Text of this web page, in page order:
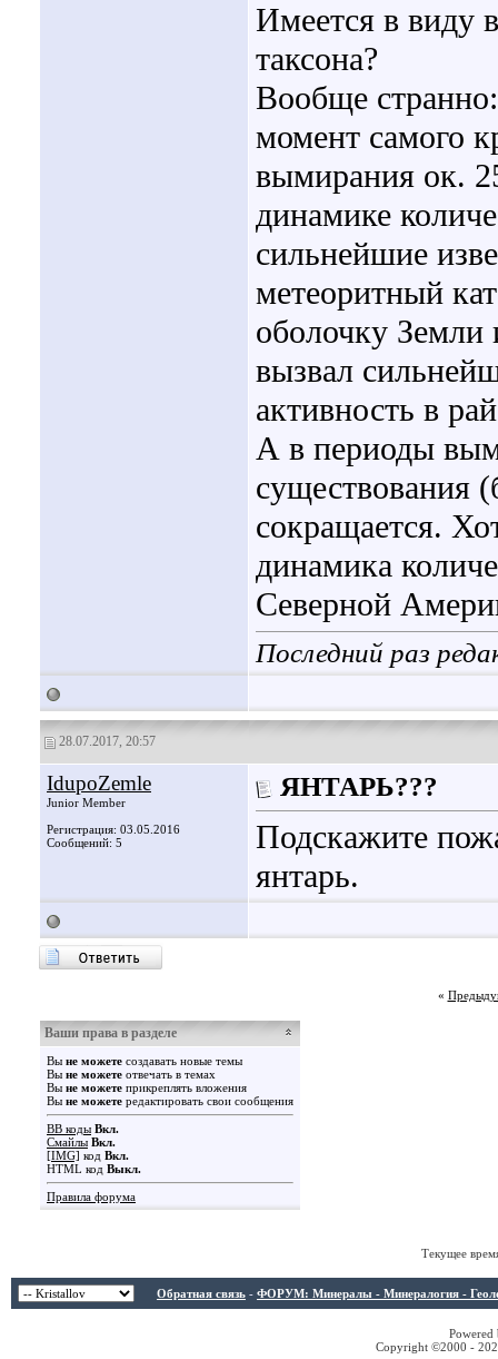
Имеется в виду
таксона?
Вообще
момент самого
вымирания ок.
динамике
сильнейшие
метеоритный
оболочку Земли
вызвал
активность в
А в периоды
существования
сокращается.
динамика
Северной
Последний раз
28.07.2017, 20:57
IdupoZemle
Junior Member
Регистрация: 03.05.2016
Сообщений: 5
ЯНТАРЬ???
Подскажите
янтарь.
«
Ваши права в разделе
Вы не можете создавать новые темы
Вы не можете отвечать в темах
Вы не можете прикреплять вложения
Вы не можете редактировать свои сообщения
BB коды Вкл.
Смайлы Вкл.
[IMG] код Вкл.
HTML код Выкл.
Правила форума
Текущее
Обратная связь - ФОРУМ: Минералы - Минералогия -
Copyright ©2000 -